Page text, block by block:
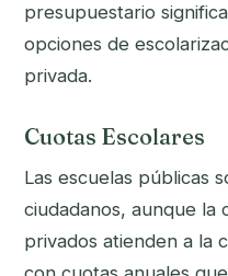
presupuestario
opciones de
privada.
Cuotas Escolares
Las escuelas públicas
ciudadanos, aunque la
privados atienden a la